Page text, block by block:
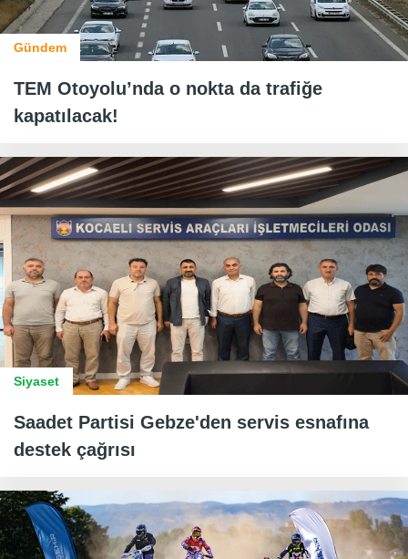
Gündem
TEM Otoyolu’nda o nokta da trafiğe
kapatılacak!
Siyaset
Saadet Partisi Gebze'den servis esnafına
destek çağrısı